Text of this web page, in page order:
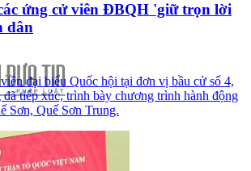
ứng cử viên ĐBQH 'giữ trọn lời
dân
đại biểu Quốc hội tại đơn vị bầu cử số 4,
tiếp xúc, trình bày chương trình hành động
Sơn, Quế Sơn Trung.